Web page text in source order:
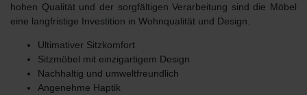
hohen Qualität und der sorgfältigen Verarbeitung sind die Möbel
eine langfristige Investition in Wohnqualität und Design.
Ultimativer Sitzkomfort
Sitzmöbel mit einzigartigem Design
Nachhaltig und umweltfreundlich
Angenehme Haptik